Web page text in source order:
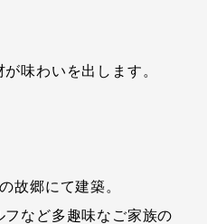
味わいを出します。
故郷にて建築。
など多趣味なご家族の